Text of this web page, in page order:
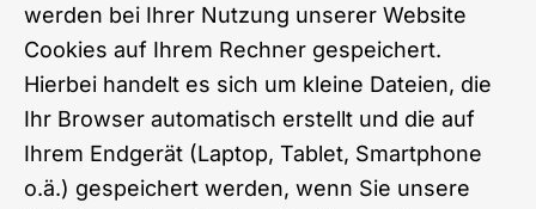
werden bei Ihrer Nutzung unserer Website
Cookies auf Ihrem Rechner gespeichert.
Hierbei handelt es sich um kleine Dateien, die
Ihr Browser automatisch erstellt und die auf
Ihrem Endgerät (Laptop, Tablet, Smartphone
o.ä.) gespeichert werden, wenn Sie unsere